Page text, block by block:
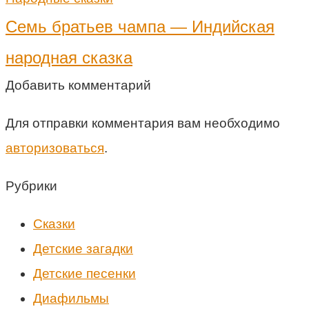
Семь братьев чампа — Индийская
народная сказка
Добавить комментарий
Для отправки комментария вам необходимо
авторизоваться.
Рубрики
Cказки
Детские загадки
Детские песенки
Диафильмы